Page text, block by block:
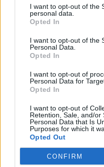
I want to opt-out of the
personal data.
Opted In
I want to opt-out of the
Personal Data.
Opted In
I want to opt-out of
Personal Data for
Opted In
I want to opt-out of
Retention, Sale, and/or
Personal Data that Is
Purposes for which it
Opted Out
CONFIRM
εκλογές. Πρόκειται για
πέντε”, που με το
κάνουν σε κάποιον
this post on Instagram SHE
13.05.2019 - 15.43
ΑΡΧΙΚΗ
ΡΟΗ ΕΙΔΗΣΕΩΝ